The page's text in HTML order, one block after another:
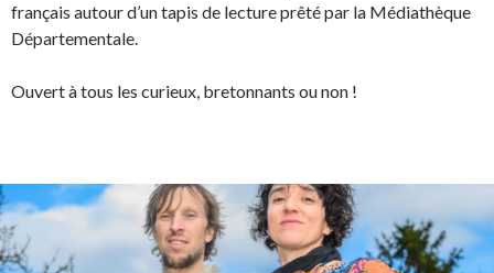
français autour d’un tapis de lecture prêté par la Médiathèque
Départementale.
Ouvert à tous les curieux, bretonnants ou non !